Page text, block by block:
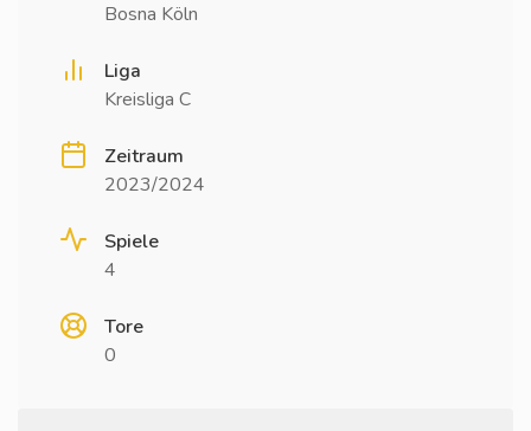
Bosna Köln
Liga
Kreisliga C
Zeitraum
2023/2024
Spiele
4
Tore
0